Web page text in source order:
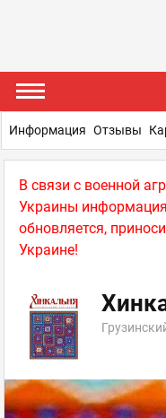
В связи с военной
Украины
обновляется,
Украине!
Информация Отзывы